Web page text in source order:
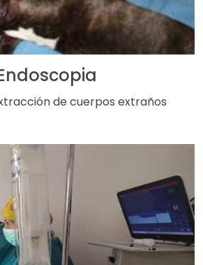
de cuerpos extraños